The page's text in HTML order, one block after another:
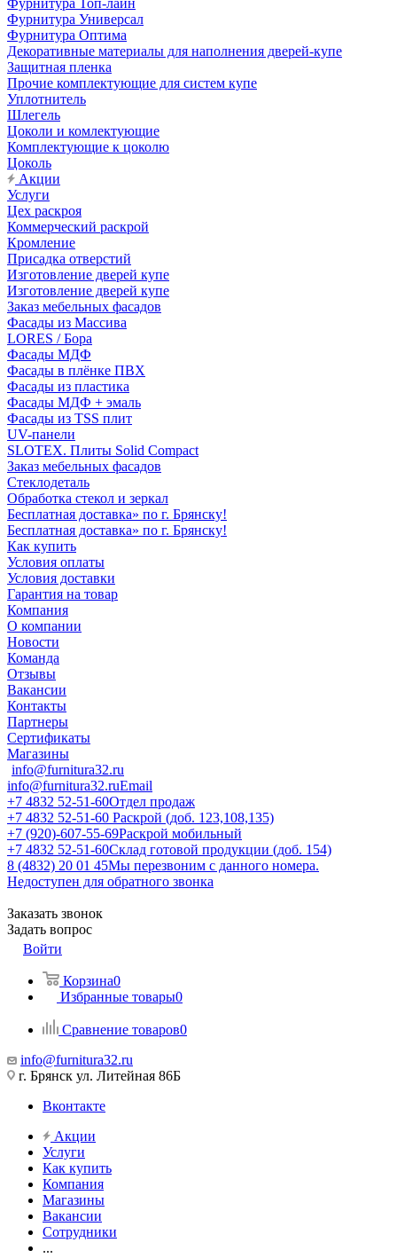
Фурнитура Топ-лайн
Фурнитура Универсал
Фурнитура Оптима
Декоративные материалы для наполнения дверей-купе
Защитная пленка
Прочие комплектующие для систем купе
Уплотнитель
Шлегель
Цоколи и комлектующие
Комплектующие к цоколю
Цоколь
Акции
Услуги
Цех раскроя
Коммерческий раскрой
Кромление
Присадка отверстий
Изготовление дверей купе
Изготовление дверей купе
Заказ мебельных фасадов
Фасады из Массива
LORES / Бора
Фасады МДФ
Фасады в плёнке ПВХ
Фасады из пластика
Фасады МДФ + эмаль
Фасады из TSS плит
UV-панели
SLOTEX. Плиты Solid Compact
Заказ мебельных фасадов
Стеклодеталь
Обработка стекол и зеркал
Бесплатная доставка» по г. Брянску!
Бесплатная доставка» по г. Брянску!
Как купить
Условия оплаты
Условия доставки
Гарантия на товар
Компания
О компании
Новости
Команда
Отзывы
Вакансии
Контакты
Партнеры
Сертификаты
Магазины
info@furnitura32.ru
info@furnitura32.ruEmail
+7 4832 52-51-60Отдел продаж
+7 4832 52-51-60 Раскрой (доб. 123,108,135)
+7 (920)-607-55-69Раскрой мобильный
+7 4832 52-51-60Склад готовой продукции (доб. 154)
8 (4832) 20 01 45Мы перезвоним с данного номера.
Недоступен для обратного звонка
Заказать звонок
Задать вопрос
Войти
Корзина0
Избранные товары0
Сравнение товаров0
info@furnitura32.ru
г. Брянск ул. Литейная 86Б
Вконтакте
Акции
Услуги
Как купить
Компания
Магазины
Вакансии
Сотрудники
...